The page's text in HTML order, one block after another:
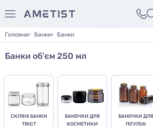
Головна Банки Банки
Банки об'єм 250 мл
СКЛЯНІ БАНКИ
ТВІСТ
БАНОЧКИ ДЛЯ
КОСМЕТИКИ
БАНОЧКИ ДЛЯ
ПІГУЛОК